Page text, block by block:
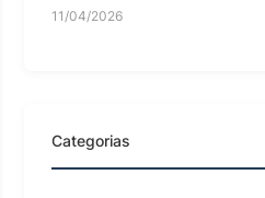
11/04/2026
Categorias